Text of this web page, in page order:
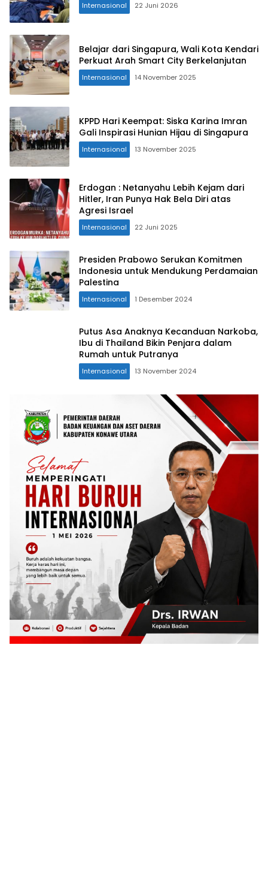
Internasional 22 Juni 2026
Belajar dari Singapura, Wali Kota Kendari
Perkuat Arah Smart City Berkelanjutan
Internasional 14 November 2025
KPPD Hari Keempat: Siska Karina Imran
Gali Inspirasi Hunian Hijau di Singapura
Internasional 13 November 2025
Erdogan : Netanyahu Lebih Kejam dari
Hitler, Iran Punya Hak Bela Diri atas
Agresi Israel
Internasional 22 Juni 2025
Presiden Prabowo Serukan Komitmen
Indonesia untuk Mendukung Perdamaian
Palestina
Internasional 1 Desember 2024
Putus Asa Anaknya Kecanduan Narkoba,
Ibu di Thailand Bikin Penjara dalam
Rumah untuk Putranya
Internasional 13 November 2024